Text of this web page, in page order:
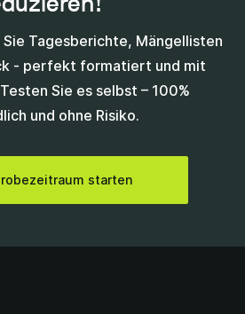
Tagesberichte, Mängellisten
- perfekt formatiert und mit
Sie es selbst – 100%
und ohne Risiko.
starten